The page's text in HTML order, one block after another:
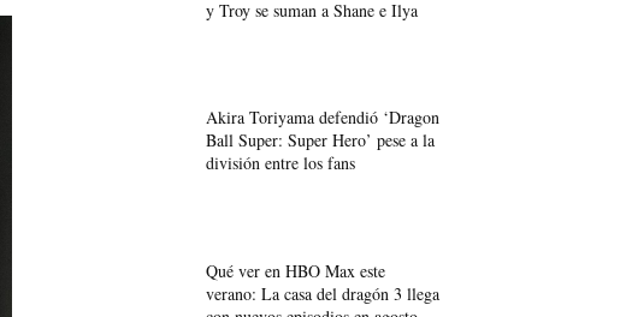
y Troy se suman a Shane e Ilya
Akira Toriyama defendió ‘Dragon
Ball Super: Super Hero’ pese a la
división entre los fans
Qué ver en HBO Max este
verano: La casa del dragón 3 llega